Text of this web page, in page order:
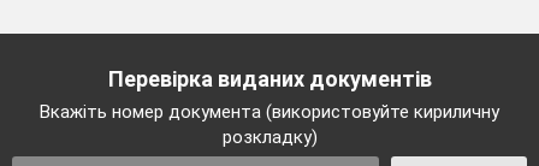
Перевірка виданих документів
Вкажіть номер документа (використовуйте кириличну
розкладку)